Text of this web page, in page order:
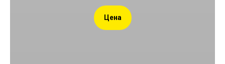
Цена